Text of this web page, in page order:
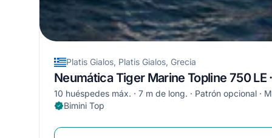
Platis Gialos, Platis Gialos, Grecia
Neumática Tiger Marine Topline 750 LE
10 huéspedes máx. 7 m de long. Patrón opcional
Bimini Top